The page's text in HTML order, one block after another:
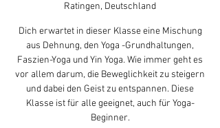
Ratingen, Deutschland
Dich erwartet in dieser Klasse eine Mischung
aus Dehnung, den Yoga -Grundhaltungen,
Faszien-Yoga und Yin Yoga. Wie immer geht es
vor allem darum, die Beweglichkeit zu steigern
und dabei den Geist zu entspannen. Diese
Klasse ist für alle geeignet, auch für Yoga-
Beginner.